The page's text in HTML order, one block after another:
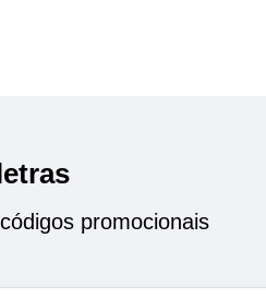
promocionais